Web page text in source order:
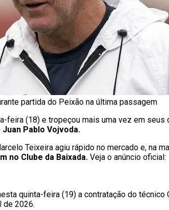
partida do Peixão na última passagem
feira (18) e tropeçou mais uma vez em seus
Pablo Vojvoda.
Teixeira agiu rápido no mercado e, na
no Clube da Baixada. Veja o anúncio oficial:
quinta-feira (19) a contratação do técnico
de 2026.